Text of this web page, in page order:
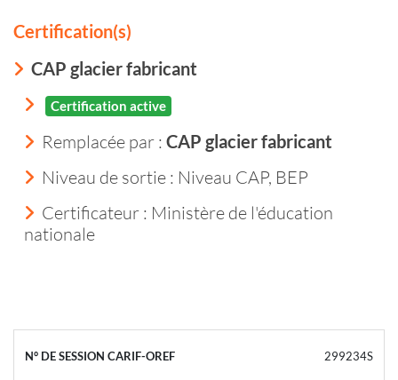
Certification(s)
CAP glacier fabricant
Certification active
Remplacée par : CAP glacier fabricant
Niveau de sortie : Niveau CAP, BEP
Certificateur : Ministère de l'éducation
nationale
299234S